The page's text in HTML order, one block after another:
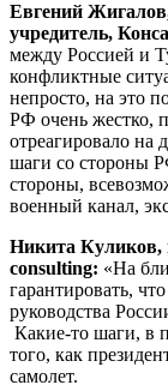
Евгений
учредитель,
между Россией и
конфликтные
непросто, на это
РФ очень жестко,
отреагировало на
шаги со стороны
стороны,
военный канал,
Никита Куликов,
consulting: «На
гарантировать,
руководства
Какие-то шаги, в
того, как
самолет.